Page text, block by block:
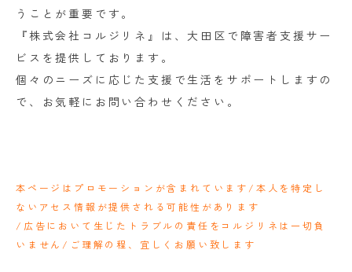
うことが重要です。
『株式会社コルジリネ』は、大田区で障害者支援サー
ビスを提供しております。
個々のニーズに応じた支援で生活をサポートしますの
で、お気軽にお問い合わせください。
本ページはプロモーションが含まれています/本人を特定し
ないアセス情報が提供される可能性があります
/広告において生じたトラブルの責任をコルジリネは一切負
いません/ご理解の程、宜しくお願い致します